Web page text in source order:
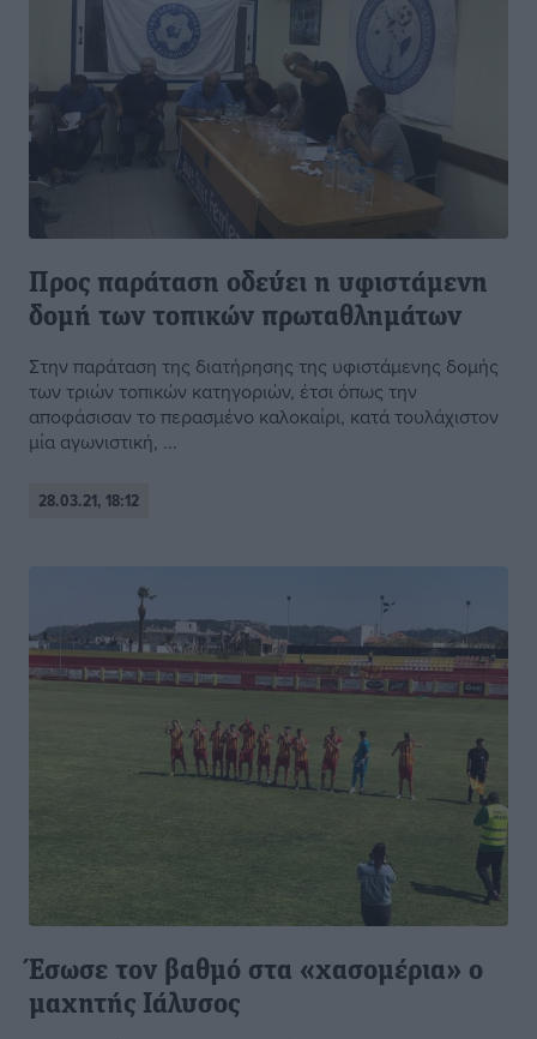
Προς παράταση οδεύει η υφιστάμενη
δομή των τοπικών πρωταθλημάτων
Στην παράταση της διατήρησης της υφιστάμενης δομής
των τριών τοπικών κατηγοριών, έτσι όπως την
αποφάσισαν το περασμένο καλοκαίρι, κατά τουλάχιστον
μία αγωνιστική, ...
28.03.21, 18:12
Έσωσε τον βαθμό στα «χασομέρια» ο
μαχητής Ιάλυσος